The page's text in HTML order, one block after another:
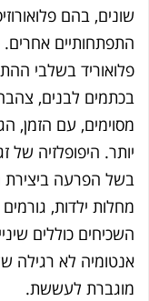
בהם פלואורוזיס,
אחרים.
בשלבי
לבנים, צהבהבים או
עם הזמן, הגוון
של זגוגית
ביצירת
ילדות, גורמים
כוללים שיניים
לא רגילה של
לעששת.